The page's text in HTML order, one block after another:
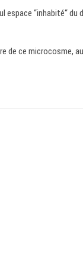
“inhabité“ du
ce microcosme,